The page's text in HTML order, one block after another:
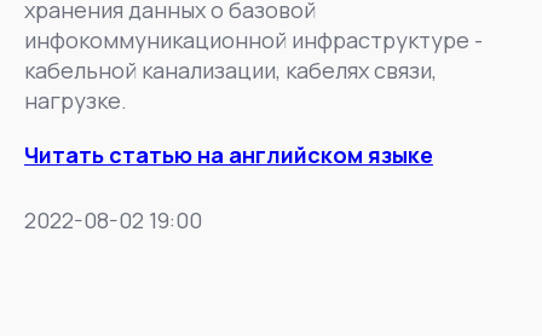
хранения данных о базовой
инфокоммуникационной инфраструктуре -
кабельной канализации, кабелях связи,
нагрузке.
Читать статью на английском языке
2022-08-02 19:00